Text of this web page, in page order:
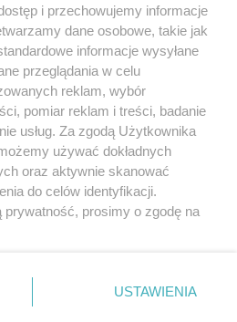
PRYWATNOŚCI HOSTING
RSS FACEBOOK KONTAKT
serwisy
Muzyka i kultura
Archiwum wydarzeń
Zdjęcia miasta
i przechowujemy informacje
dane osobowe, takie jak
informacje wysyłane
przeglądania w celu
reklam, wybór
pomiar reklam i treści, badanie
usług. Za zgodą Użytkownika
używać dokładnych
oraz aktywnie skanować
do celów identyfikacji.
prywatność, prosimy o zgodę na
dolnym rogu strony
. Niektóre
USTAWIENIA